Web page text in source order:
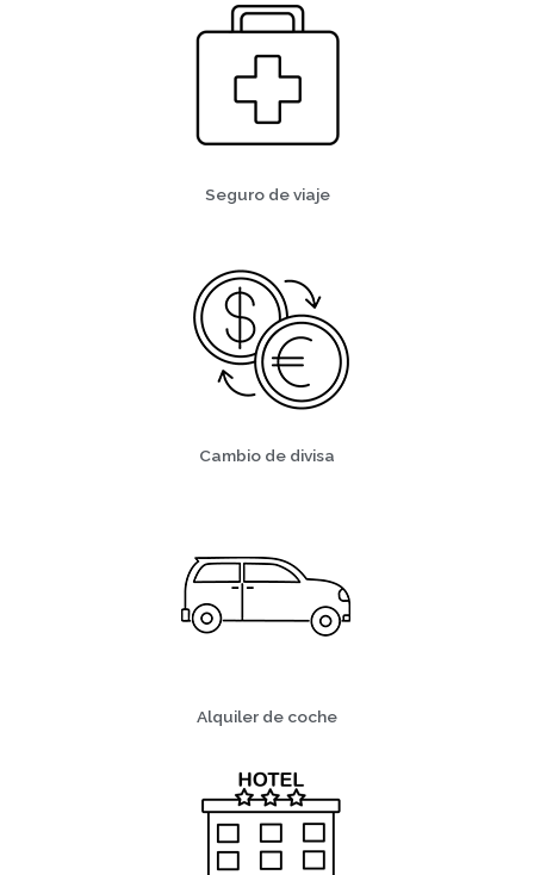
Seguro de viaje
Cambio de divisa
Alquiler de coche